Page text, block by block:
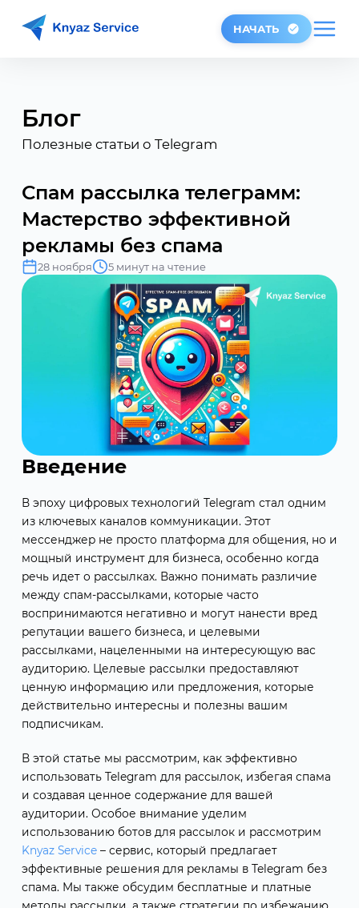
НАЧАТЬ
Блог
Полезные статьи о Telegram
Спам рассылка телеграмм:
Мастерство эффективной
рекламы без спама
28 ноября 5 минут на чтение
Введение
В эпоху цифровых технологий Telegram стал одним
из ключевых каналов коммуникации. Этот
мессенджер не просто платформа для общения, но и
мощный инструмент для бизнеса, особенно когда
речь идет о рассылках. Важно понимать различие
между спам-рассылками, которые часто
воспринимаются негативно и могут нанести вред
репутации вашего бизнеса, и целевыми
рассылками, нацеленными на интересующую вас
аудиторию. Целевые рассылки предоставляют
ценную информацию или предложения, которые
действительно интересны и полезны вашим
подписчикам.
В этой статье мы рассмотрим, как эффективно
использовать Telegram для рассылок, избегая спама
и создавая ценное содержание для вашей
аудитории. Особое внимание уделим
использованию ботов для рассылок и рассмотрим
Knyaz Service– сервис, который предлагает
эффективные решения для рекламы в Telegram без
спама. Мы также обсудим бесплатные и платные
методы рассылки, а также стратегии по избежанию